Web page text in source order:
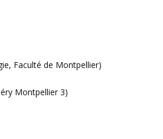
Faculté de Montpellier)
Montpellier 3)